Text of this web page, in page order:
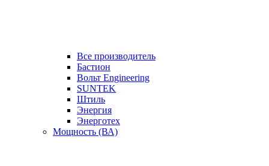
Все производитель
Бастион
Вольт Engineering
SUNTEK
Штиль
Энергия
Энерготех
Мощность (ВА)